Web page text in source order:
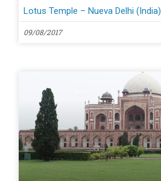
Lotus Temple – Nueva Delhi (India)
09/08/2017